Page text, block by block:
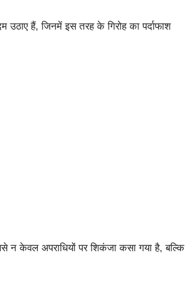
हैं, जिनमें इस तरह के गिरोह का पर्दाफाश
न केवल अपराधियों पर शिकंजा कसा गया है, बल्कि